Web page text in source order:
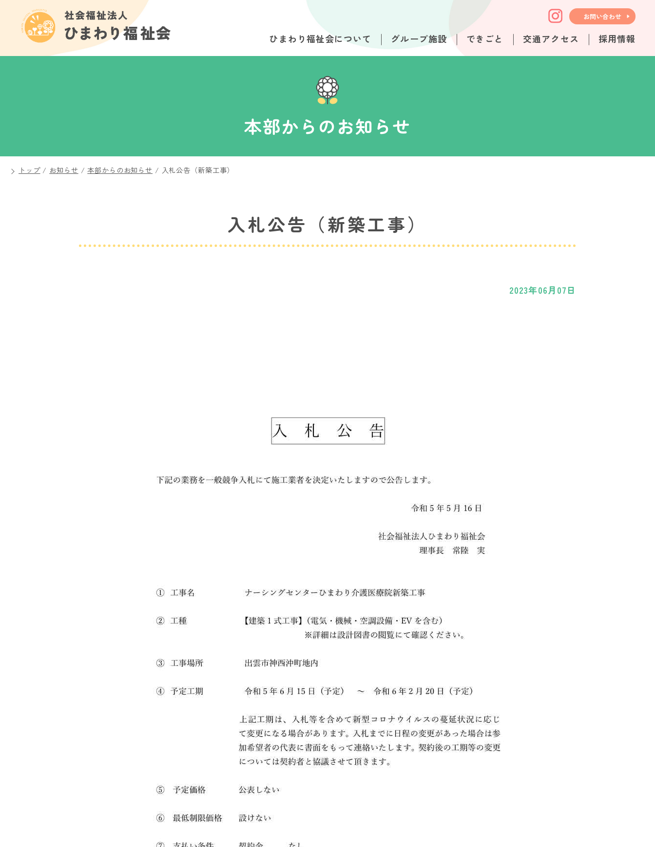
お問い合わせ
ひまわり福祉会について グループ施設 できごと 交通アクセス 採用情報
本部からのお知らせ
トップ/ お知らせ /本部からのお知らせ / 入札公告（新築工事）
入札公告（新築工事）
2023年06月07日